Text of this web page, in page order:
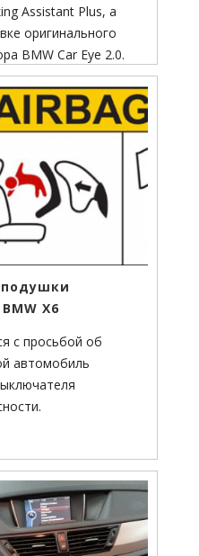
Assistant Plus, а
оригинального
BMW Car Eye 2.0.
X6
с просьбой об
автомобиль